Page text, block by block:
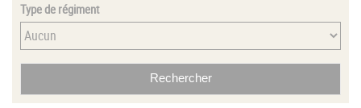
Type de régiment